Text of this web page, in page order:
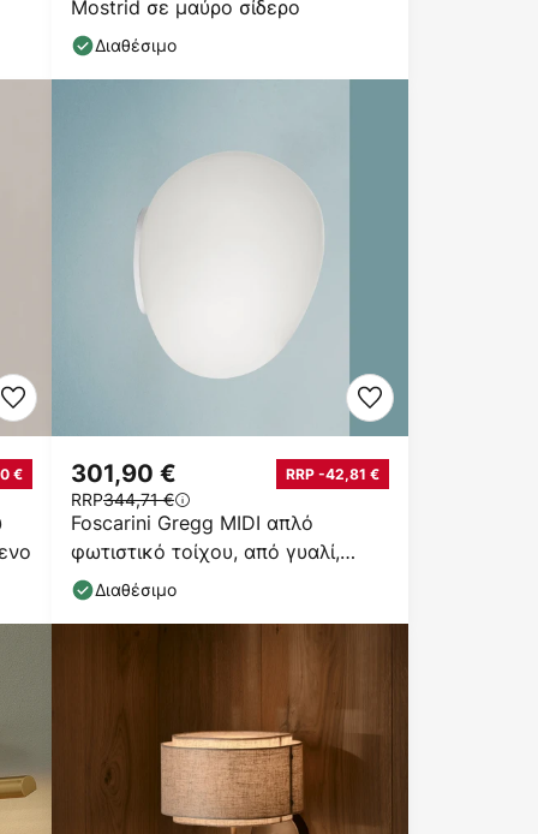
Mostrid σε μαύρο σίδερο
Διαθέσιμο
€
Foscarini Gregg MIDI απλό
φωτιστικό τοίχου, από γυαλί,
λευκό
301,90 € RRP -42,81 €
RRP344,71 €
Διαθέσιμο